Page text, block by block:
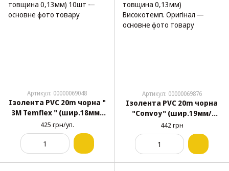
Артикул: 00000069048
Ізолента PVC 20m чорна "
3М Temflex " (шир.18мм/
товщина 0,13мм) 10шт
425 грн/уп.
Артикул: 00000069876
Ізолента PVC 20m чорна
"Convoy" (шир.19мм/
товщина 0,13мм)
Високотемп. Оригінал
442 грн